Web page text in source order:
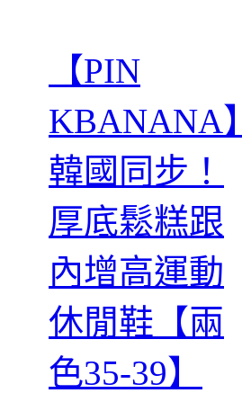
【PIN​​​​​​
KBANANA
韓國同步！
厚底鬆糕跟
內增高運動
休閒鞋【兩
色35-39】